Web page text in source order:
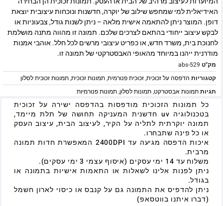
האידיאלית למי שמחפש שילוב של יוקרה, חדשנות ונוכחות עיצובית יוצאת
דופן. המוצר ניתן להתאמה אישית מלאה – ניתן לשנות גודל, צבעוניות או
לבקש עיצוב ייחודי בהתאם לצרכים שלכם. תמונה זו מהווה מתנה מושלמת
לחנוכת בית, משרד חדש, או כפריט עיצובי מרשים לכל חלל. אוהבי אמנות
מודרנית ייהנו במיוחד מהאופי האבסטרקטי של תמונה זו.
מק"ט abs-529
קטגוריות הדפסה על זכוכית,זכוכית פנורמית,תמונות זכוכית,תמונות זכוכית לסלון
תגיותתמונות אבסטרקט,תמונות לסלון,תמונות פנורמיות
כל תמונות הזכוכית מודפסות בהדפסה ישירה על זכוכית
בטכנולוגיה uv חדשנית המעניקה תחושה של תלת מיימד,
תמונה יוקרתית לתליה על הקיר, לעיצוב הבית, עיצוב העסק
או כל פינה שתבחרו.
איכות הדפסה מגיעה עד 2400DPI המאפשרת חדות תמונה
מרבית.
משלוח עד 14 ימי עסקים (איסוף עצמי 3 ימי עסקים).
ניתן לפנות אלינו לשאלות או התאמות אישיות בתמונה או
בגודל.
ניתן להדפיס את התמונה גם על קנבס או כיסוי לארון חשמל
(דברו איתנו בווטסאפ)